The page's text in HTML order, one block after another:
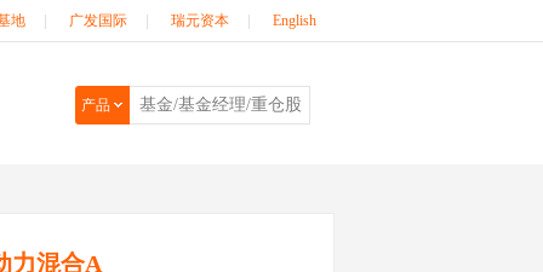
地 广发国际 瑞元资本 English
产品
力混合A